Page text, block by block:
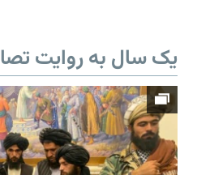
یک سال به روایت